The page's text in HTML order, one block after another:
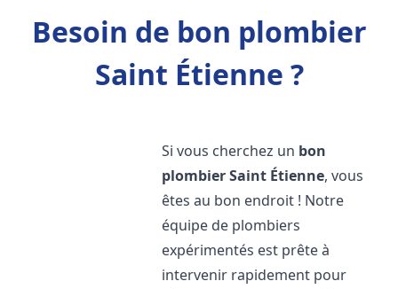
Besoin de bon plombier
Saint Étienne ?
Si vous cherchez un bon
plombierSaint Étienne, vous
êtes au bon endroit ! Notre
équipe de plombiers
expérimentés est prête à
intervenir rapidement pour